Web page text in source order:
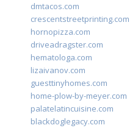
dmtacos.com
crescentstreetprinting.com
hornopizza.com
driveadragster.com
hematologa.com
lizaivanov.com
guesttinyhomes.com
home-plow-by-meyer.com
palatelatincuisine.com
blackdoglegacy.com